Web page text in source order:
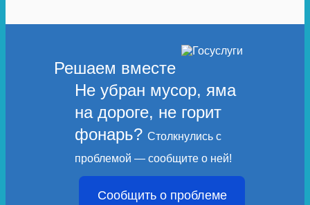
Решаем вместе
Не убран мусор, яма
на дороге, не горит
фонарь? Столкнулись с
проблемой — сообщите о ней!
Сообщить о проблеме